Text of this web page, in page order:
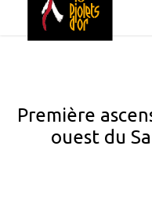
Première
ouest du